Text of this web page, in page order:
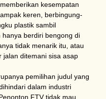
kesempatan
keren, berbingung-
plastik sambil
berdiri bengong di
tidak menarik itu, atau
jalan ditemani sisa asap
pemilihan judul yang
dalam industri
FTV tidak mau